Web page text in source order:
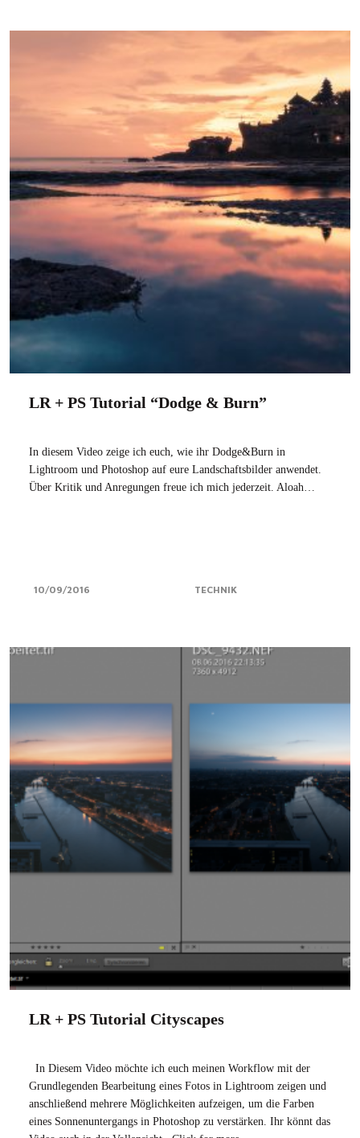
LR + PS Tutorial “Dodge & Burn”
In diesem Video zeige ich euch, wie ihr Dodge&Burn in
Lightroom und Photoshop auf eure Landschaftsbilder anwendet.
Über Kritik und Anregungen freue ich mich jederzeit. Aloah…
10/09/2016 TECHNIK
LR + PS Tutorial Cityscapes
In Diesem Video möchte ich euch meinen Workflow mit der
Grundlegenden Bearbeitung eines Fotos in Lightroom zeigen und
anschließend mehrere Möglichkeiten aufzeigen, um die Farben
eines Sonnenuntergangs in Photoshop zu verstärken. Ihr könnt das